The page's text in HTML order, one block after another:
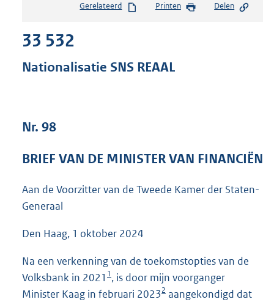
s
d
s
e
5
Gerelateerd Printen Delen
33 532
Nationalisatie SNS REAAL
Nr. 98
BRIEF VAN DE MINISTER VAN FINANCIËN
Aan de Voorzitter van de Tweede Kamer der Staten-
Generaal
Den Haag, 1 oktober 2024
Na een verkenning van de toekomstopties van de
Volksbank in 2021 1, is door mijn voorganger
Minister Kaag in februari 20232 aangekondigd dat